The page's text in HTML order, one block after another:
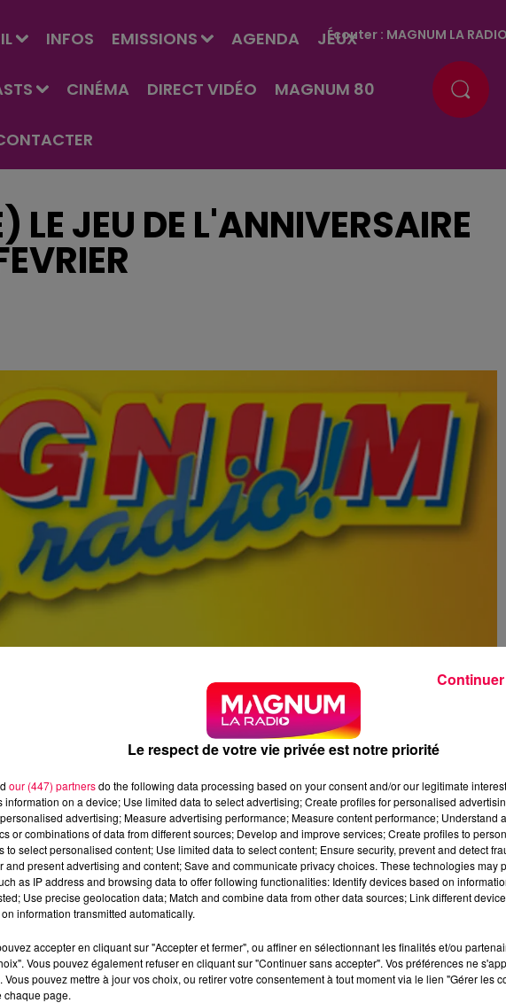
INFOS EMISSIONS AGENDA JEUX
CINÉMA DIRECT VIDÉO MAGNUM 80
Écouter : MAGNUM LA
JEU DE L'ANNIVERSAIRE
Le respect de votre vie privée est notre priorité
our (447) partnersdo the following data processing based on your consent and/or our legitimate
information on a device; Use limited data to select advertising; Create profiles for personalised
advertising; Measure advertising performance; Measure content performance; Understand
or combinations of data from different sources; Develop and improve services; Create profiles to
to select personalised content; Use limited data to select content; Ensure security, prevent and detect
and present advertising and content; Save and communicate privacy choices. These technologies may
as IP address and browsing data to offer following functionalities: Identify devices based on
Use precise geolocation data; Match and combine data from other data sources; Link different
information transmitted automatically.
accepter en cliquant sur "Accepter et fermer", ou affiner en sélectionnant les finalités et/ou
Vous pouvez également refuser en cliquant sur "Continuer sans accepter". Vos préférences ne
Vous pouvez mettre à jour vos choix, ou retirer votre consentement à tout moment via le lien "Gérer les
chaque page.